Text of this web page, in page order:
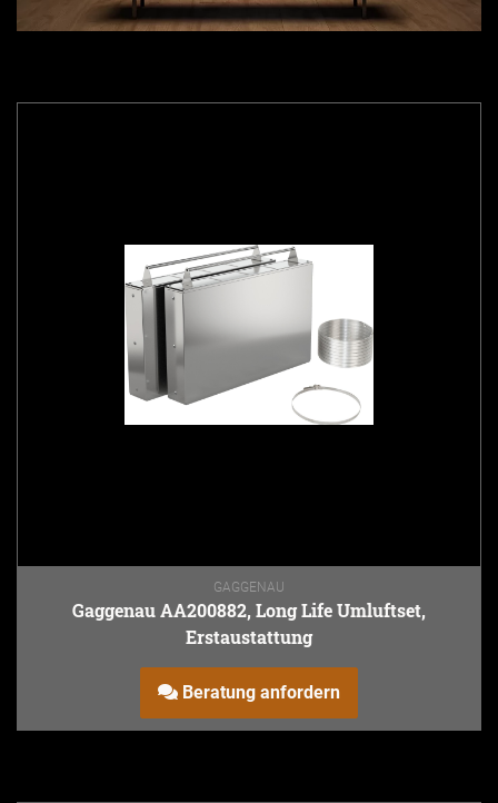
GAGGENAU
Gaggenau AA200882, Long Life Umluftset,
Erstaustattung
Beratung anfordern